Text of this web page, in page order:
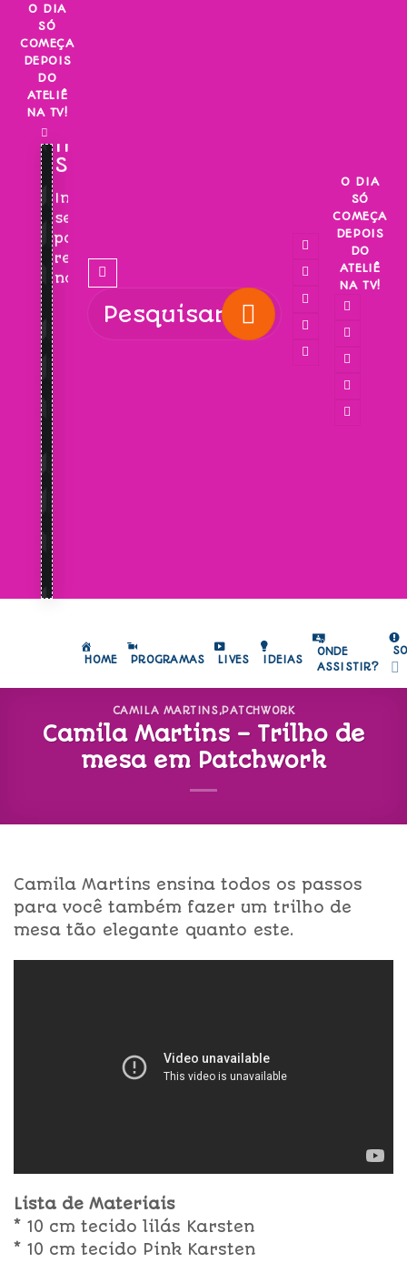
Skip
content
O DIA
SÓ
COMEÇA
DEPOIS
DO
ATELIÊ
NA TV!
INSCREVA-
SE!
Inscreva-
se
para
receber
novidades!
O DIA
SÓ
COMEÇA
DEPOIS
DO
ATELIÊ
NA TV!
HOME PROGRAMAS LIVES IDEIAS
ONDE
ASSISTIR?
CAMILA MARTINS,PATCHWORK
Camila Martins – Trilho de
mesa em Patchwork
Camila Martins ensina todos os passos
para você também fazer um trilho de
mesa tão elegante quanto este.
Lista de Materiais
* 10 cm tecido lilás Karsten
* 10 cm tecido Pink Karsten